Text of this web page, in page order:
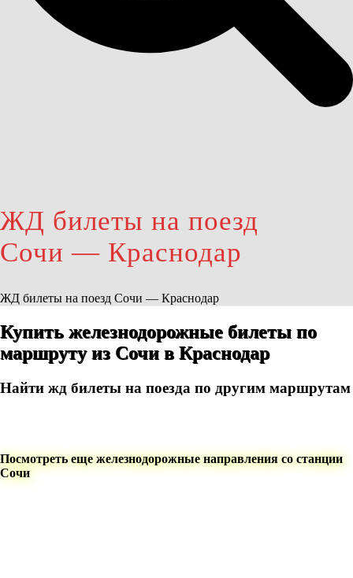
ЖД билеты на поезд
Сочи — Краснодар
ЖД билеты на поезд Сочи — Краснодар
Купить железнодорожные билеты по
маршруту из Сочи в Краснодар
Найти жд билеты на поезда по другим маршрутам
Посмотреть еще железнодорожные направления со станции
Сочи